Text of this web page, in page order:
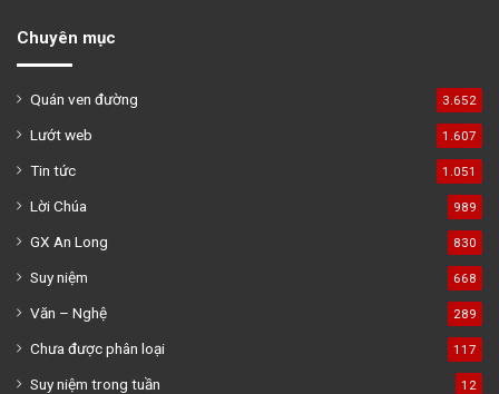
Chuyên mục
Quán ven đường 3.652
Lướt web 1.607
Tin tức 1.051
Lời Chúa 989
GX An Long 830
Suy niệm 668
Văn – Nghệ 289
Chưa được phân loại 117
Suy niệm trong tuần 12